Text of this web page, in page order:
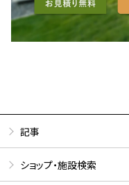
記事
ショップ・施設検索